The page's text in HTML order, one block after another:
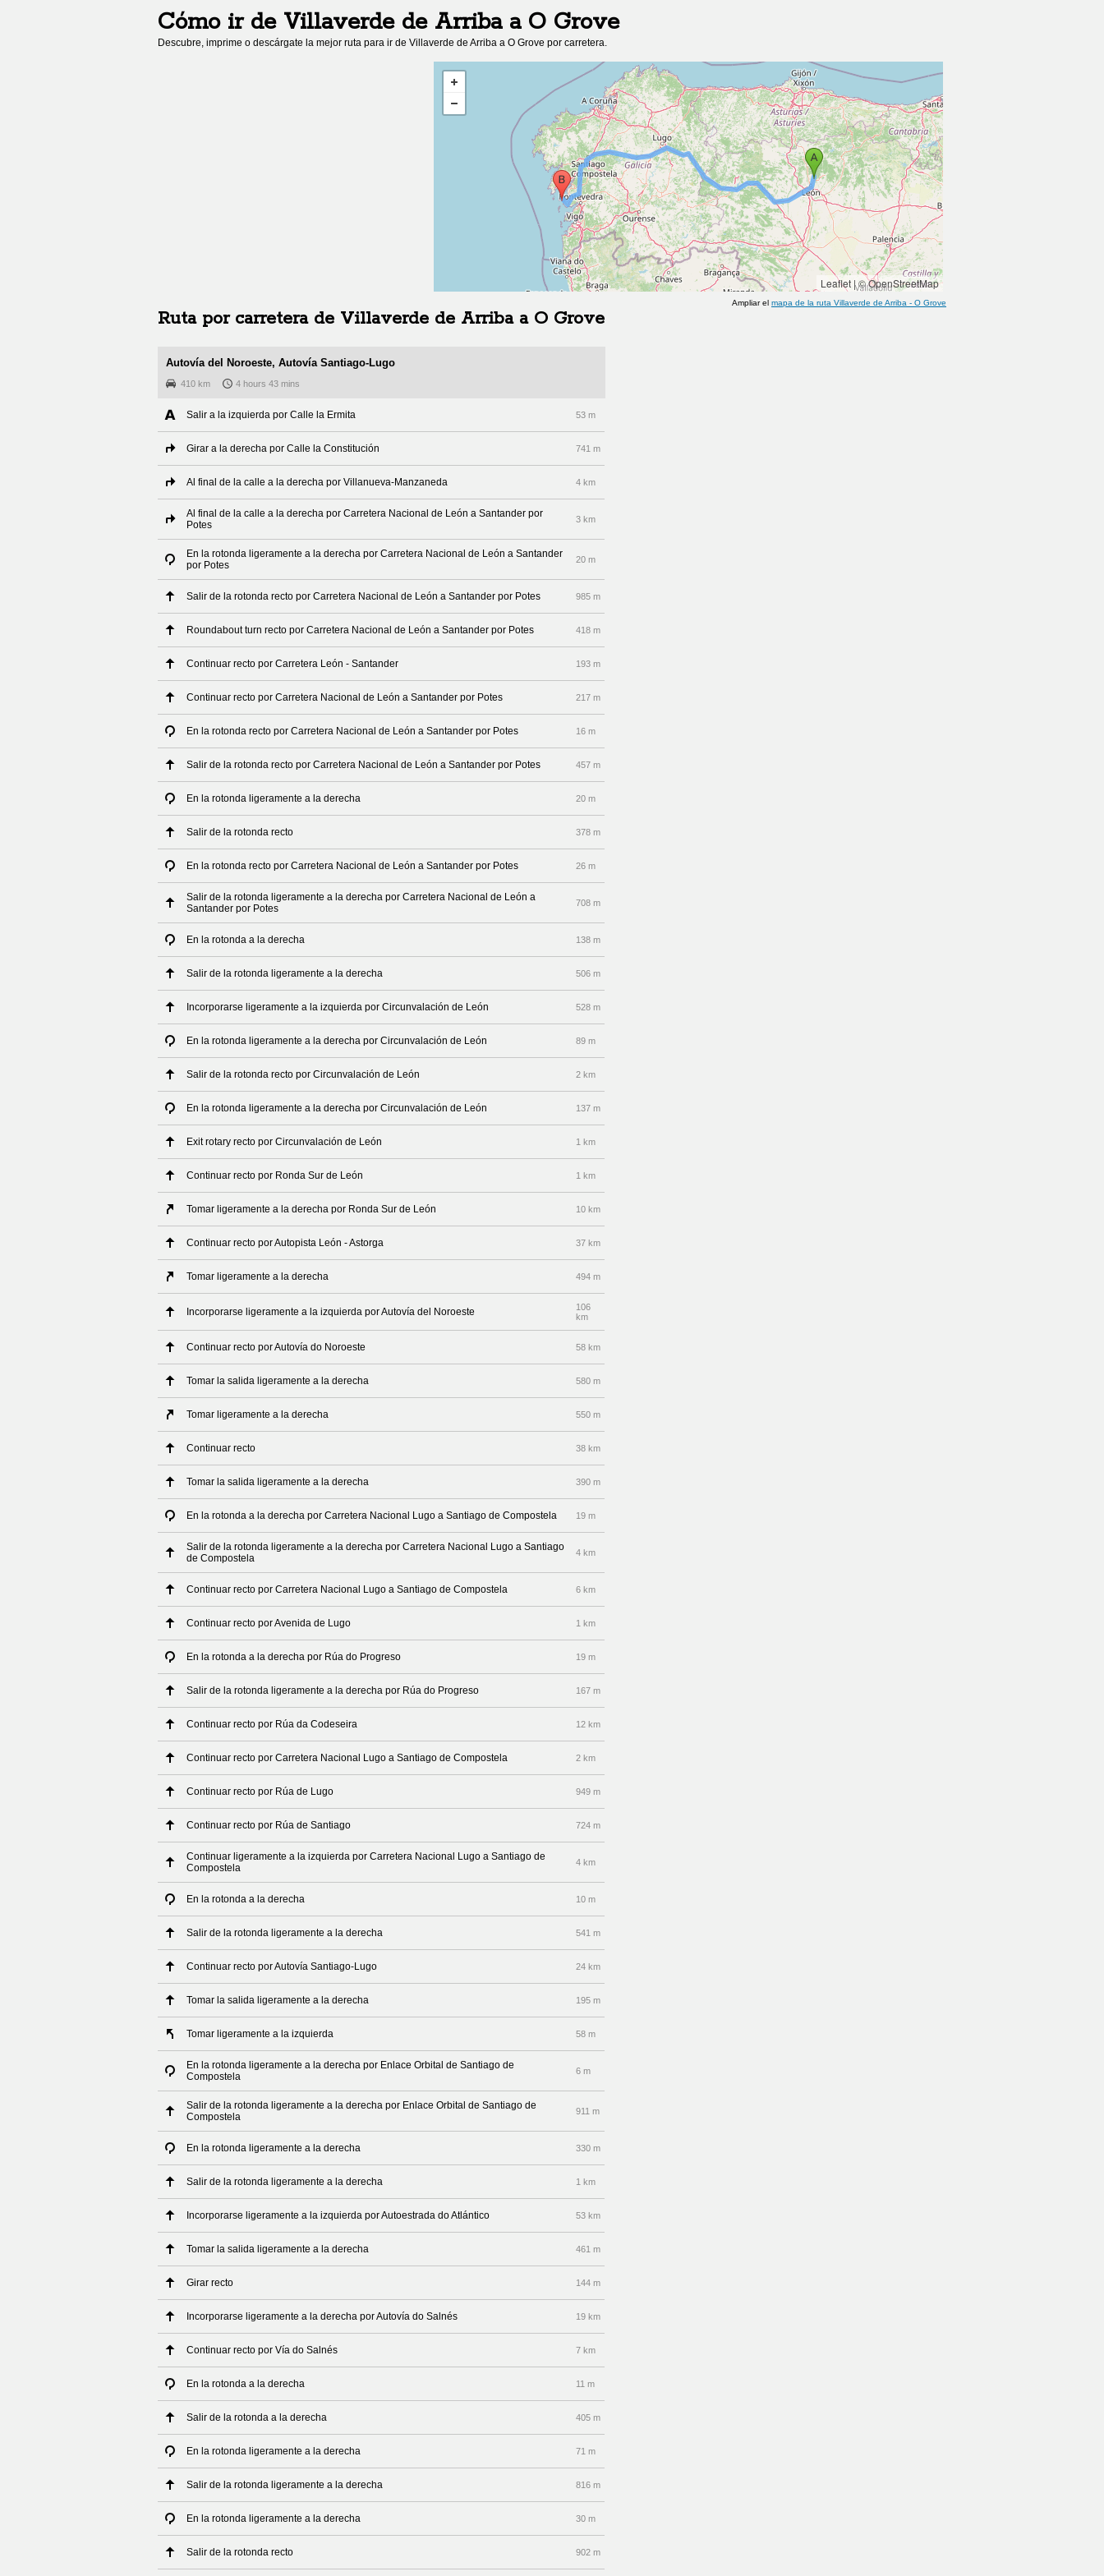
Cómo ir de Villaverde de Arribaa O Grove
Descubre, imprime o descárgate la mejor ruta para ir de Villaverde de Arriba a O Grove por carretera.
Leaflet |© OpenStreetMap
Ampliar el mapa de la ruta Villaverde de Arriba - O Grove
Ruta por carretera de Villaverde de Arribaa O Grove
Autovía del Noroeste, Autovía Santiago-Lugo
410 km 4 hours 43 mins
Salir a la izquierda por Calle la Ermita 53 m
Girar a la derecha por Calle la Constitución 741 m
Al final de la calle a la derecha por Villanueva-Manzaneda 4 km
Al final de la calle a la derecha por Carretera Nacional de León a Santander por
Potes
3 km
En la rotonda ligeramente a la derecha por Carretera Nacional de León a Santander
por Potes
20 m
Salir de la rotonda recto por Carretera Nacional de León a Santander por Potes 985 m
Roundabout turn recto por Carretera Nacional de León a Santander por Potes 418 m
Continuar recto por Carretera León - Santander 193 m
Continuar recto por Carretera Nacional de León a Santander por Potes 217 m
En la rotonda recto por Carretera Nacional de León a Santander por Potes 16 m
Salir de la rotonda recto por Carretera Nacional de León a Santander por Potes 457 m
En la rotonda ligeramente a la derecha 20 m
Salir de la rotonda recto 378 m
En la rotonda recto por Carretera Nacional de León a Santander por Potes 26 m
Salir de la rotonda ligeramente a la derecha por Carretera Nacional de León a
Santander por Potes
708 m
En la rotonda a la derecha 138 m
Salir de la rotonda ligeramente a la derecha 506 m
Incorporarse ligeramente a la izquierda por Circunvalación de León 528 m
En la rotonda ligeramente a la derecha por Circunvalación de León 89 m
Salir de la rotonda recto por Circunvalación de León 2 km
En la rotonda ligeramente a la derecha por Circunvalación de León 137 m
Exit rotary recto por Circunvalación de León 1 km
Continuar recto por Ronda Sur de León 1 km
Tomar ligeramente a la derecha por Ronda Sur de León 10 km
Continuar recto por Autopista León - Astorga 37 km
Tomar ligeramente a la derecha 494 m
Incorporarse ligeramente a la izquierda por Autovía del Noroeste
106
km
Continuar recto por Autovía do Noroeste 58 km
Tomar la salida ligeramente a la derecha 580 m
Tomar ligeramente a la derecha 550 m
Continuar recto 38 km
Tomar la salida ligeramente a la derecha 390 m
En la rotonda a la derecha por Carretera Nacional Lugo a Santiago de Compostela 19 m
Salir de la rotonda ligeramente a la derecha por Carretera Nacional Lugo a Santiago
de Compostela
4 km
Continuar recto por Carretera Nacional Lugo a Santiago de Compostela 6 km
Continuar recto por Avenida de Lugo 1 km
En la rotonda a la derecha por Rúa do Progreso 19 m
Salir de la rotonda ligeramente a la derecha por Rúa do Progreso 167 m
Continuar recto por Rúa da Codeseira 12 km
Continuar recto por Carretera Nacional Lugo a Santiago de Compostela 2 km
Continuar recto por Rúa de Lugo 949 m
Continuar recto por Rúa de Santiago 724 m
Continuar ligeramente a la izquierda por Carretera Nacional Lugo a Santiago de
Compostela
4 km
En la rotonda a la derecha 10 m
Salir de la rotonda ligeramente a la derecha 541 m
Continuar recto por Autovía Santiago-Lugo 24 km
Tomar la salida ligeramente a la derecha 195 m
Tomar ligeramente a la izquierda 58 m
En la rotonda ligeramente a la derecha por Enlace Orbital de Santiago de
Compostela
6 m
Salir de la rotonda ligeramente a la derecha por Enlace Orbital de Santiago de
Compostela
911 m
En la rotonda ligeramente a la derecha 330 m
Salir de la rotonda ligeramente a la derecha 1 km
Incorporarse ligeramente a la izquierda por Autoestrada do Atlántico 53 km
Tomar la salida ligeramente a la derecha 461 m
Girar recto 144 m
Incorporarse ligeramente a la derecha por Autovía do Salnés 19 km
Continuar recto por Vía do Salnés 7 km
En la rotonda a la derecha 11 m
Salir de la rotonda a la derecha 405 m
En la rotonda ligeramente a la derecha 71 m
Salir de la rotonda ligeramente a la derecha 816 m
En la rotonda ligeramente a la derecha 30 m
Salir de la rotonda recto 902 m